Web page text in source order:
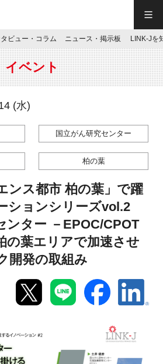
JP／EN
ビュー・コラム ニュース・掲示板 LINK-Jを
イベント
(水)
国立がん研究センター
柏の葉
ンス都市 柏の葉」で躍
ションシリーズvol.2
ンター －EPOC/CPOT
の葉エリアで加速させ
開発の取組み